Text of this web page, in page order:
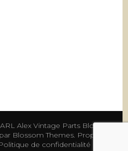
Alex Vintage Parts Blossom
Blossom Themes. Propulsé
de confidentialité